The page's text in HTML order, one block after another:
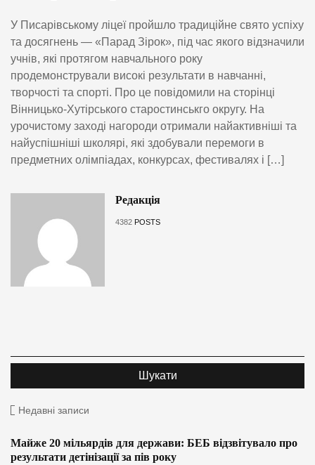
У Писарівському ліцеї пройшло традиційне свято успіху
та досягнень — «Парад Зірок», під час якого відзначили
учнів, які протягом навчального року
продемонстрували високі результати в навчанні,
творчості та спорті. Про це повідомили на сторінці
Вінницько-Хутірського старостинськго округу. На
урочистому заході нагороди отримали найактивніші та
найуспішніші школярі, які здобували перемоги в
предметних олімпіадах, конкурсах, фестивалях і […]
Редакція
4382 POSTS
Недавні записи
Майже 20 мільярдів для держави: БЕБ відзвітувало про
результати детінізації за пів року